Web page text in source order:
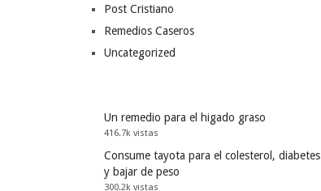
Post Cristiano
Remedios Caseros
Uncategorized
Un remedio para el higado graso
416.7k vistas
Consume tayota para el colesterol, diabetes
y bajar de peso
300.2k vistas